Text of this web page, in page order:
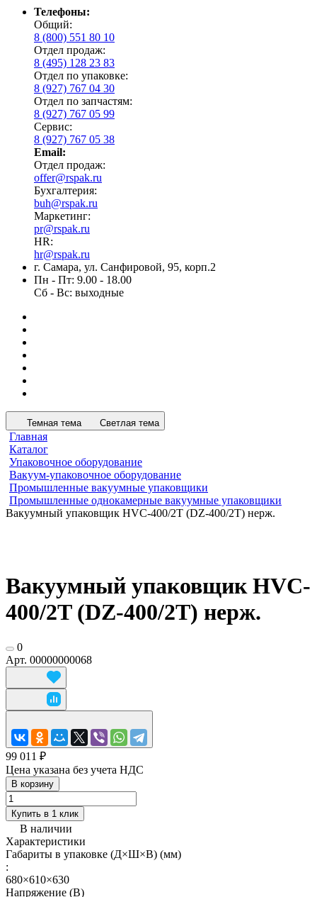
Телефоны:
Общий:
8 (800) 551 80 10
Отдел продаж:
8 (495) 128 23 83
Отдел по упаковке:
8 (927) 767 04 30
Отдел по запчастям:
8 (927) 767 05 99
Сервис:
8 (927) 767 05 38
Email:
Отдел продаж:
offer@rspak.ru
Бухгалтерия:
buh@rspak.ru
Маркетинг:
pr@rspak.ru
HR:
hr@rspak.ru
г. Самара, ул. Санфировой, 95, корп.2
Пн - Пт: 9.00 - 18.00
Сб - Вс: выходные
Темная тема Светлая тема
Главная
Каталог
Упаковочное оборудование
Вакуум-упаковочное оборудование
Промышленные вакуумные упаковщики
Промышленные однокамерные вакуумные упаковщики
Вакуумный упаковщик HVC-400/2T (DZ-400/2T) нерж.
Вакуумный упаковщик HVC-
400/2T (DZ-400/2T) нерж.
0
Арт. 00000000068
99 011 ₽
Цена указана без учета НДС
В корзину
Купить в 1 клик
В наличии
Характеристики
Габариты в упаковке (Д×Ш×В) (мм)
:
680×610×630
Напряжение (В)